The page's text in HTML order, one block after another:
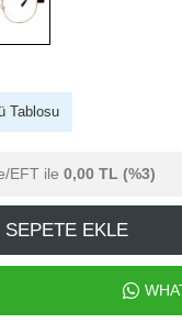
Tablosu
EFT ile 0,00 TL (%3)
SEPETE EKLE